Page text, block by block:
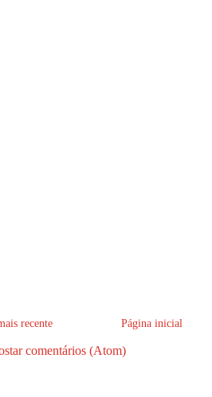
recente Página inicial
comentários (Atom)